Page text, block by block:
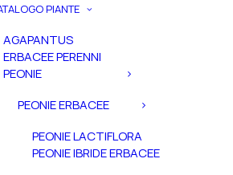
PIANTE
AGAPANTUS
ERBACEE PERENNI
PEONIE
PEONIE ERBACEE
PEONIE LACTIFLORA
PEONIE IBRIDE ERBACEE